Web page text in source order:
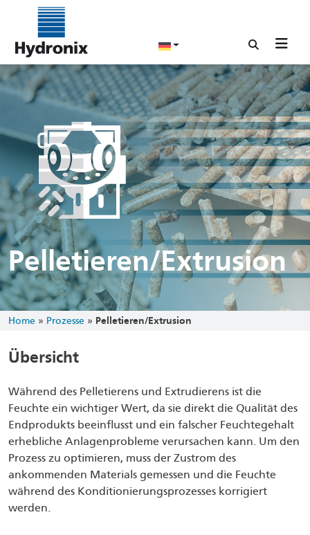
Pelletieren/Extrusion
Home » Prozesse » Pelletieren/Extrusion
Übersicht
Während des Pelletierens und Extrudierens ist die
Feuchte ein wichtiger Wert, da sie direkt die Qualität des
Endprodukts beeinflusst und ein falscher Feuchtegehalt
erhebliche Anlagenprobleme verursachen kann. Um den
Prozess zu optimieren, muss der Zustrom des
ankommenden Materials gemessen und die Feuchte
während des Konditionierungsprozesses korrigiert
werden.